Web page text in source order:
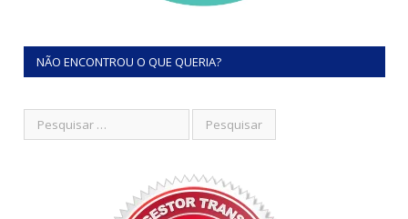
NÃO ENCONTROU O QUE QUERIA?